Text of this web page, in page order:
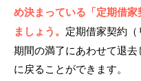
め決まっている「定期借
ましょう。 定期借家契約
期間の満了にあわせて退
に戻ることができます。